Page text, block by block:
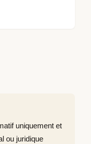
uniquement et
ou juridique